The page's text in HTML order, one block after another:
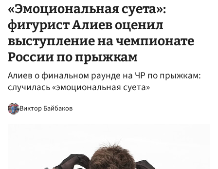
«Эмоциональная суета»:
фигурист Алиев оценил
выступление на чемпионате
России по прыжкам
Алиев о финальном раунде на ЧР по прыжкам:
случилась «эмоциональная суета»
Виктор Байбаков